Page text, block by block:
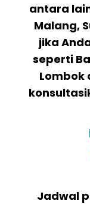
antara
Malang,
jika
seperti
Lombok
Jadwal